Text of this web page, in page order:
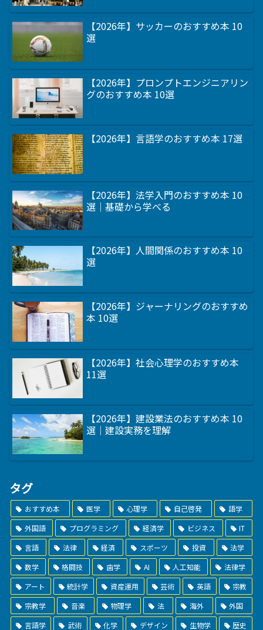
【2026年】サッカーのおすすめ本 10
選
【2026年】プロンプトエンジニアリン
グのおすすめ本 10選
【2026年】言語学のおすすめ本 17選
【2026年】法学入門のおすすめ本 10
選｜基礎から学べる
【2026年】人間関係のおすすめ本 10
選
【2026年】ジャーナリングのおすすめ
本 10選
【2026年】社会心理学のおすすめ本
11選
【2026年】建設業法のおすすめ本 10
選｜建設実務を理解
タグ
おすすめ本 医学 心理学 自己啓発
語学
外国語
プログラミング 経済学 ビジネス
IT
言語
法律 経済 スポーツ 投資
法学
数学
格闘技 歯学 AI 人工知能
法律学
アート
統計学 資産運用 芸術 英語
宗教
宗教学
音楽 物理学 法 海外
外国
言語学
武術 化学 デザイン 生物学 歴史